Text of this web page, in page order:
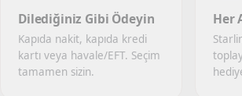
Dilediğiniz Gibi Ödeyin
Kapıda nakit, kapıda kredi
kartı veya havale/EFT. Seçim
tamamen sizin.
Her